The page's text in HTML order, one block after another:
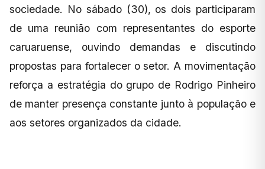
sociedade. No sábado (30), os dois participaram
de uma reunião com representantes do esporte
caruaruense, ouvindo demandas e discutindo
propostas para fortalecer o setor. A movimentação
reforça a estratégia do grupo de Rodrigo Pinheiro
de manter presença constante junto à população e
aos setores organizados da cidade.